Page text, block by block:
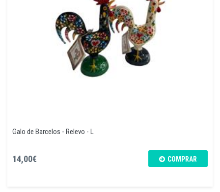
Galo de Barcelos - Relevo - L
14,00€ COMPRAR